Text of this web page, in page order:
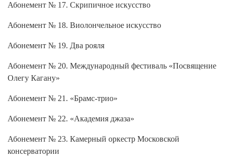
Абонемент № 17. Скрипичное искусство
Абонемент № 18. Виолончельное искусство
Абонемент № 19. Два рояля
Абонемент № 20. Международный фестиваль «Посвящение
Олегу Кагану»
Абонемент № 21. «Брамс-трио»
Абонемент № 22. «Академия джаза»
Абонемент № 23. Камерный оркестр Московской
консерватории